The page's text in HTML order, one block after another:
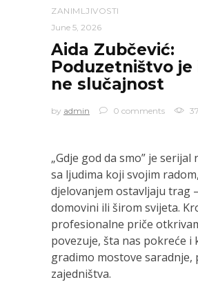
ZANIMLJIVOSTI
June 5, 2026
Aida Zubčević:
Poduzetništvo je
ne slučajnost
by admin 0 comments
„Gdje god da smo” je serijal
sa ljudima koji svojim
djelovanjem ostavljaju trag
domovini ili širom svijeta.
profesionalne priče
povezuje, šta nas pokreće i
gradimo mostove saradnje,
zajedništva.